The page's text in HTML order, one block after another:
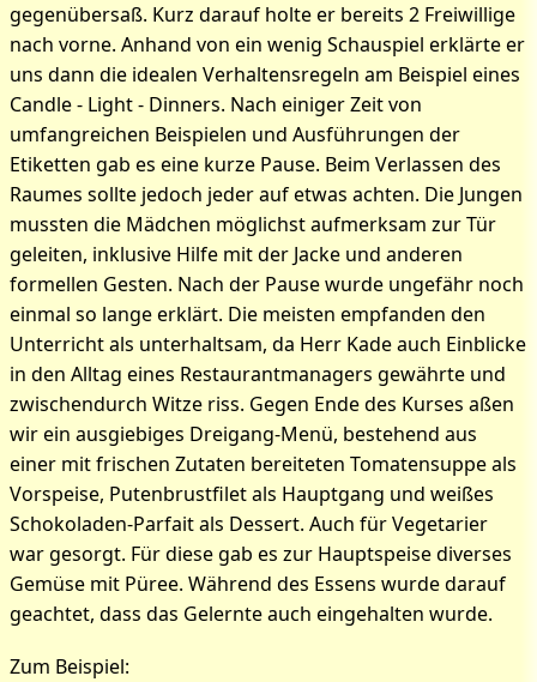
gegenübersaß. Kurz darauf holte er bereits 2 Freiwillige
nach vorne. Anhand von ein wenig Schauspiel erklärte er
uns dann die idealen Verhaltensregeln am Beispiel eines
Candle - Light - Dinners. Nach einiger Zeit von
umfangreichen Beispielen und Ausführungen der
Etiketten gab es eine kurze Pause. Beim Verlassen des
Raumes sollte jedoch jeder auf etwas achten. Die Jungen
mussten die Mädchen möglichst aufmerksam zur Tür
geleiten, inklusive Hilfe mit der Jacke und anderen
formellen Gesten. Nach der Pause wurde ungefähr noch
einmal so lange erklärt. Die meisten empfanden den
Unterricht als unterhaltsam, da Herr Kade auch Einblicke
in den Alltag eines Restaurantmanagers gewährte und
zwischendurch Witze riss. Gegen Ende des Kurses aßen
wir ein ausgiebiges Dreigang-Menü, bestehend aus
einer mit frischen Zutaten bereiteten Tomatensuppe als
Vorspeise, Putenbrustfilet als Hauptgang und weißes
Schokoladen-Parfait als Dessert. Auch für Vegetarier
war gesorgt. Für diese gab es zur Hauptspeise diverses
Gemüse mit Püree. Während des Essens wurde darauf
geachtet, dass das Gelernte auch eingehalten wurde.
Zum Beispiel: